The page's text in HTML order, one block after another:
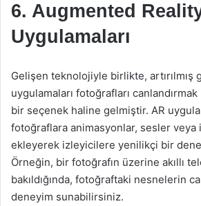
6. Augmented
Uygulamaları
Gelişen teknolojiyle birlikte, artırılmış
uygulamaları fotoğrafları
bir seçenek haline gelmiştir. AR
fotoğraflara animasyonlar, sesler
ekleyerek izleyicilere yenilikçi bir
Örneğin, bir fotoğrafın üzerine akıllı
bakıldığında, fotoğraftaki nesnelerin
deneyim sunabilirsiniz.